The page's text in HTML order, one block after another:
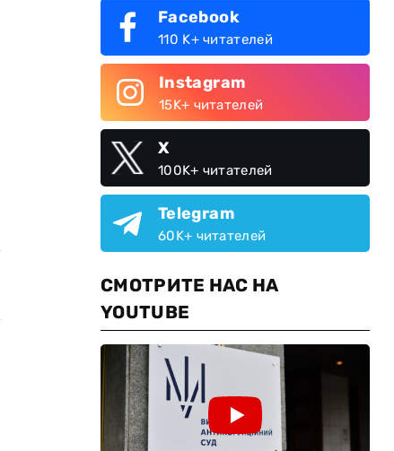
Facebook
110 K+ читателей
Instagram
15K+ читателей
X
100K+ читателей
Telegram
60K+ читателей
СМОТРИТЕ НАС НА
YOUTUBE